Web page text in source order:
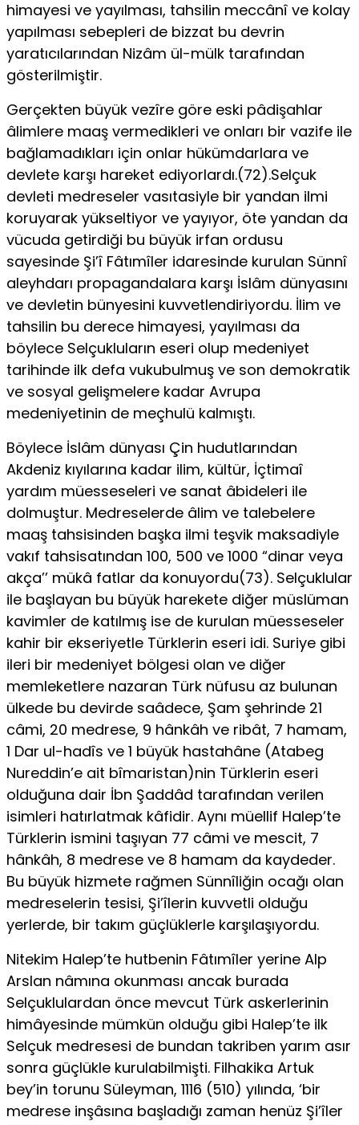
himayesi ve yayılması, tahsilin meccânî ve kolay
yapılması sebepleri de bizzat bu devrin
yaratıcılarından Nizâm ül-mülk tarafından
gösterilmiş­tir.
Gerçekten büyük vezîre göre eski pâdişahlar
âlimlere maaş vermedikleri ve onları bir vazife ile
bağlamadıkları için onlar hükümdarlara ve
devlete karşı hareket ediyorlardı.(72).Selçuk
devleti medreseler vasıtasiyle bir yandan ilmi
koruyarak yükseltiyor ve yayıyor, öte yandan da
vücuda getirdiği bu büyük irfan ordusu
sayesinde Şi’î Fâtımîler idaresinde kurulan Sünnî
aleyhdarı propagandalara karşı İslâm dünyasını
ve devletin bünyesini kuvvetlendiriyordu. İlim ve
tahsilin bu derece himayesi, yayılması da
böylece Selçukluların eseri olup medeniyet
tarihinde ilk defa vukubulmuş ve son demokratik
ve sosyal gelişmelere kadar Avrupa
medeniyetinin de meçhulü kalmıştı.
Böylece İslâm dünyası Çin hudutlarından
Akdeniz kıyılarına kadar ilim, kültür, İçtimaî
yardım müesseseleri ve sanat âbideleri ile
dolmuştur. Medreselerde âlim ve talebelere
maaş tahsisinden başka ilmi teşvik maksadiyle
vakıf tahsisatından 100, 500 ve 1000 “dinar veya
akça’’ mükâ­ fatlar da konuyordu(73). Selçuklular
ile başlayan bu büyük harekete diğer müslüman
kavimler de katılmış ise de kurulan müesseseler
kahir bir ekseriyetle Türklerin eseri idi. Suriye gibi
ileri bir medeniyet bölgesi olan ve diğer
memleketlere nazaran Türk nüfusu az bulunan
ülkede bu devirde saâdece, Şam şehrinde 21
câmi, 20 medrese, 9 hânkâh ve ribât, 7 hamam,
1 Dar ul-hadîs ve 1 büyük hastahâne (Atabeg
Nureddin’e ait bîmaristan)nin Türklerin eseri
olduğuna dair İbn Şaddâd tarafından verilen
isimleri hatırlatmak kâfidir. Aynı müellif Halep’te
Türklerin ismini taşıyan 77 câmi ve mescit, 7
hânkâh, 8 medrese ve 8 hamam da kaydeder.
Bu büyük hizmete rağmen Sünnîliğin ocağı olan
medreselerin tesisi, Şi’îlerin kuvvetli olduğu
yerlerde, bir takım güçlüklerle karşılaşıyordu.
Nitekim Halep’te hutbenin Fâtımîler yerine Alp
Arslan nâmına okunması ancak burada
Selçuklulardan önce mevcut Türk askerlerinin
himâyesinde mümkün olduğu gibi Halep’te ilk
Selçuk medresesi de bundan takriben yarım asır
sonra güçlükle kurulabilmişti. Filhakika Artuk
bey’in torunu Süleyman, 1116 (510) yılında, ‘bir
medrese inşâsına başladığı zaman henüz Şi’îler